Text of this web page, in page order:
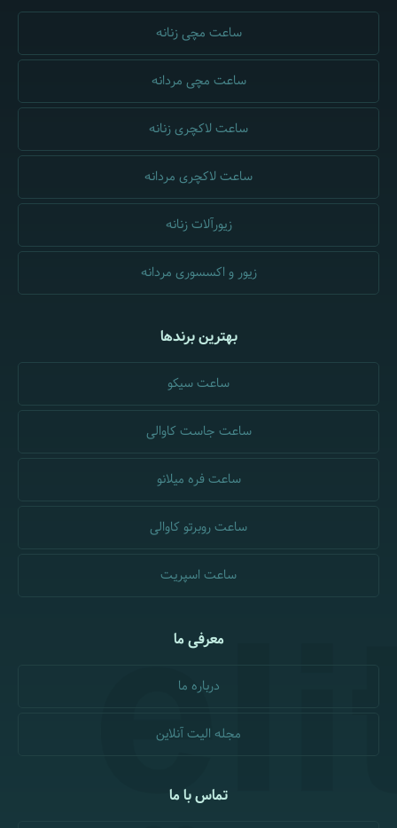
ساعت مچی زنانه
ساعت مچی مردانه
ساعت لاکچری زنانه
ساعت لاکچری مردانه
زیورآلات زنانه
زیور و اکسسوری مردانه
بهترین برندها
ساعت سیکو
ساعت جاست کاوالی
ساعت فره میلانو
ساعت روبرتو کاوالی
ساعت اسپریت
معرفی ما
درباره ما
مجله الیت آنلاین
تماس با ما